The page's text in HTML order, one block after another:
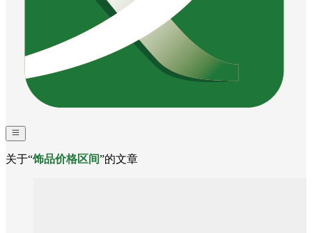
关于“饰品价格区间”的文章